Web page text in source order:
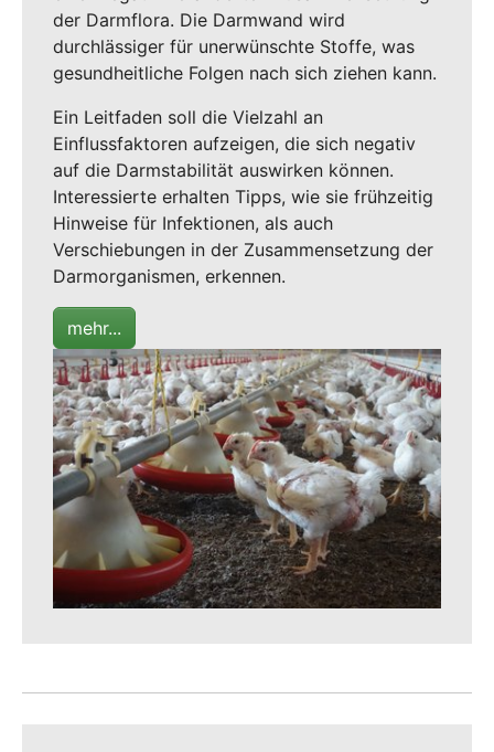
der Darmflora. Die Darmwand wird
durchlässiger für unerwünschte Stoffe, was
gesundheitliche Folgen nach sich ziehen kann.
Ein Leitfaden soll die Vielzahl an
Einflussfaktoren aufzeigen, die sich negativ
auf die Darmstabilität auswirken können.
Interessierte erhalten Tipps, wie sie frühzeitig
Hinweise für Infektionen, als auch
Verschiebungen in der Zusammensetzung der
Darmorganismen, erkennen.
mehr...